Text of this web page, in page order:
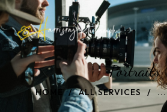
Portraits
HOME ALL SERVICES ...